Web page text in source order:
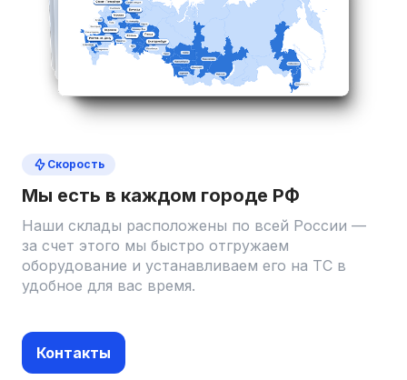
Скорость
Мы есть в каждом городе РФ
Наши склады расположены по всей России —
за счет этого мы быстро отгружаем
оборудование и устанавливаем его на ТС в
удобное для вас время.
Контакты